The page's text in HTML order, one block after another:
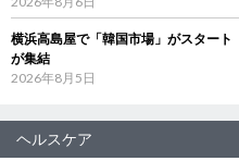
横浜高島屋で「韓国市場」がスター
が集結
2026年8月5日
ヘルスケア